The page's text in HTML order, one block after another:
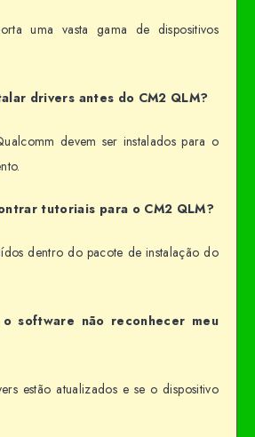
uma vasta gama de dispositivos
drivers antes do CM2 QLM?
devem ser instalados para o
tutoriais para o CM2 QLM?
dentro do pacote de instalação do
software não reconhecer meu
estão atualizados e se o dispositivo